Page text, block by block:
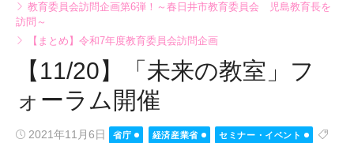
教育委員会訪問企画第6弾！～春日井市教育委員会 児島教育長を
訪問～
【まとめ】令和7年度教育委員会訪問企画
【11/20】「未来の教室」フ
ォーラム開催
Posted
2021年11月6日 省庁 経済産業省 セミナー・イベント